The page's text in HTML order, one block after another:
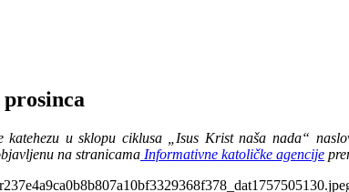
u sklopu ciklusa „Isus Krist naša nada“
na stranicama Informativne katoličke agencije